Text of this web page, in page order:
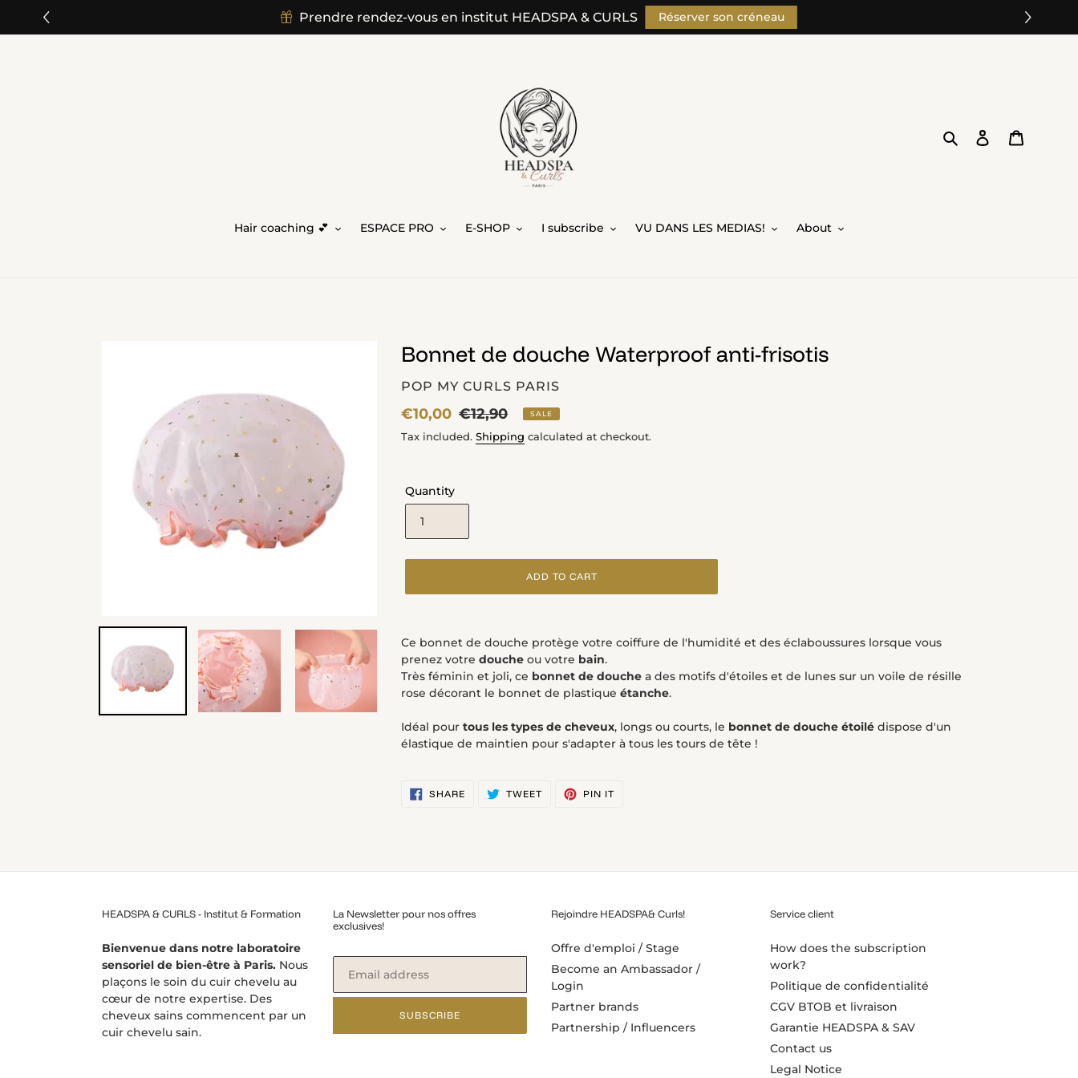
Prendre rendez-vous en institut HEADSPA & CURLS Réserver son créneau
Search Log in
Hair coaching 💕 ESPACE PRO E-SHOP I subscribe VU DANS LES MEDIAS! About
Bonnet de douche Waterproof anti-frisotis
VENDOR
POP MY CURLS PARIS
Sale
price
€10,00 Regular
price
€12,90 SALE
Tax included.Shipping calculated at checkout.
Quantity
ADD TO CART
product
your
Ce bonnet de douche protège votre coiffure de l'humidité et des éclaboussures lorsque vous
prenez votredouche ou votre bain.
Très féminin et joli, ce bonnet de douche a des motifs d'étoiles et de lunes sur un voile de résille
rose décorant le bonnet de plastiqueétanche.
Idéal pourtous les types de cheveux, longs ou courts, le bonnet de douche étoilé dispose d'un
élastique de maintien pour s'adapter à tous les tours de tête !
SHARE SHARE TWEETTWEET PIN ITPIN
HEADSPA & CURLS - Institut & Formation
Bienvenue dans notre laboratoire
sensoriel de bien-être à Paris. Nous
plaçons le soin du cuir chevelu au
cœur de notre expertise. Des
cheveux sains commencent par un
cuir chevelu sain.
La Newsletter pour nos offres
exclusives!
SUBSCRIBE
Rejoindre HEADSPA& Curls!
Offre d'emploi / Stage
Become an Ambassador /
Login
Partner brands
Partnership / Influencers
Service client
How does the subscription
work?
Politique de confidentialité
CGV BTOB et livraison
Garantie HEADSPA & SAV
Contact us
Legal Notice